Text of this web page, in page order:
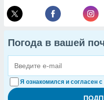
Погода в вашей
Я ознакомился и согласен